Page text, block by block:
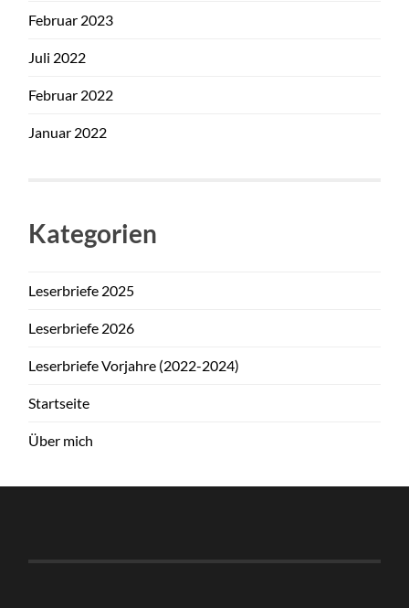
Februar 2023
Juli 2022
Februar 2022
Januar 2022
Kategorien
Leserbriefe 2025
Leserbriefe 2026
Leserbriefe Vorjahre (2022-2024)
Startseite
Über mich